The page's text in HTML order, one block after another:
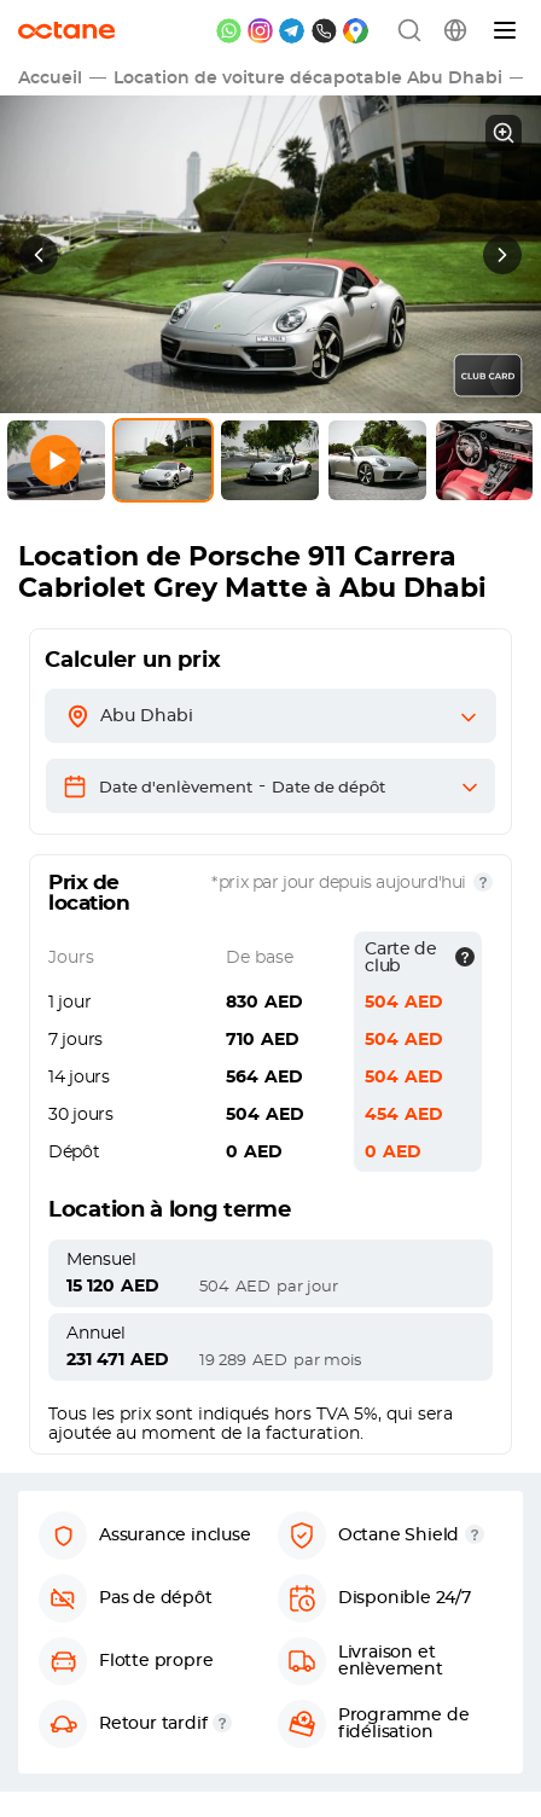
Accueil Location de voiture décapotable Abu Dhabi
Location de Porsche 911 Carrera
Cabriolet Grey Matte à Abu Dhabi
Calculer un prix
Abu Dhabi
Date d'enlèvement - Date de dépôt
Prix de
location
*prix par jour depuis aujourd'hui
Jours De base
Carte de
club
1 jour 830 AED 504 AED
7 jours 710 AED 504 AED
14 jours 564 AED 504 AED
30 jours 504 AED 454 AED
Dépôt 0 AED 0 AED
Location à long terme
Mensuel
15 120 AED 504 AED par jour
Annuel
231 471 AED 19 289 AED par mois
Tous les prix sont indiqués hors TVA 5%, qui sera
ajoutée au moment de la facturation.
Assurance incluse Octane Shield
Pas de dépôt Disponible 24/7
Flotte propre
Livraison et
enlèvement
Retour tardif
Programme de
fidélisation